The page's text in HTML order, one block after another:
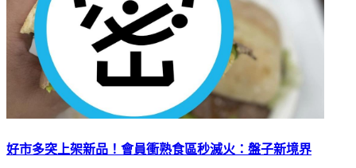
好市多突上架新品！會員衝熟食區秒滅火：盤子新境界